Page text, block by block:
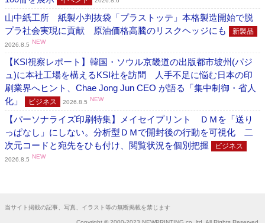
山中紙工所 紙製小判抜袋「プラストッテ」本格製造開始で脱
プラ社会実現に貢献 原油価格高騰のリスクヘッジにも
新製品
2026.8.5 NEW
【KSI視察レポート】韓国・ソウル京畿道の出版都市坡州(パジ
ュ)に本社工場を構えるKSI社を訪問 人手不足に悩む日本の印
刷業界へヒント、Chae Jong Jun CEO が語る「集中制御・省人
化」
ビジネス 2026.8.5 NEW
【パーソナライズ印刷特集】メイセイプリント ＤＭを「送り
っぱなし」にしない。分析型ＤＭで開封後の行動を可視化 二
次元コードと宛先をひも付け、閲覧状況を個別把握
ビジネス
2026.8.5 NEW
当サイト掲載の記事、写真、イラスト等の無断掲載を禁じます